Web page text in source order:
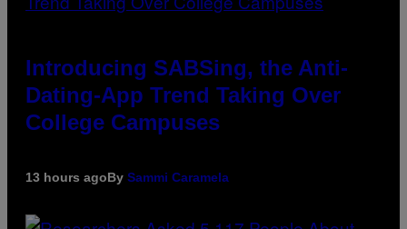
Introducing SABSing, the Anti-
Dating-App Trend Taking Over
College Campuses
13 hours agoBy Sammi Caramela